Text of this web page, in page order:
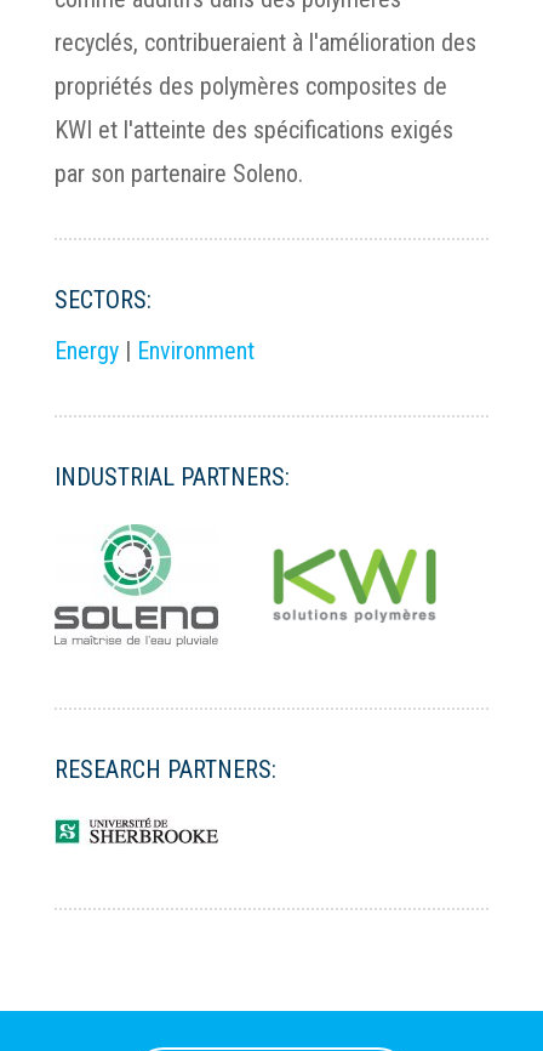
recyclés, contribueraient à l'amélioration des
propriétés des polymères composites de
KWI et l'atteinte des spécifications exigés
par son partenaire Soleno.
SECTORS:
Energy| Environment
INDUSTRIAL PARTNERS:
RESEARCH PARTNERS: